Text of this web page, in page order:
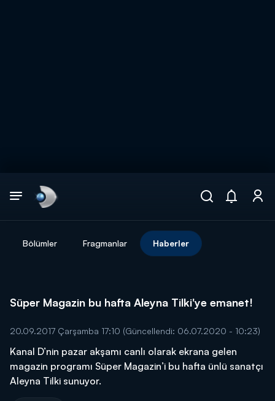
Bölümler Fragmanlar Haberler
Süper Magazin bu hafta Aleyna Tilki'ye emanet!
20.09.2017 Çarşamba 17:10 (Güncellendi: 06.07.2020 - 10:23)
Kanal D’nin pazar akşamı canlı olarak ekrana gelen
magazin programı Süper Magazin’i bu hafta ünlü sanatçı
Aleyna Tilki sunuyor.